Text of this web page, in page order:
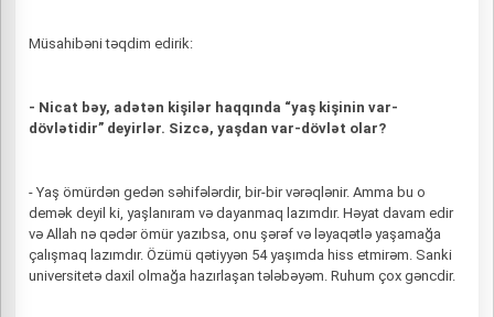
Müsahibəni təqdim edirik:
- Nicat bəy, adətən kişilər haqqında “yaş kişinin var-
dövlətidir” deyirlər. Sizcə, yaşdan var-dövlət olar?
- Yaş ömürdən gedən səhifələrdir, bir-bir vərəqlənir. Amma bu o
demək deyil ki, yaşlanıram və dayanmaq lazımdır. Həyat davam edir
və Allah nə qədər ömür yazıbsa, onu şərəf və ləyaqətlə yaşamağa
çalışmaq lazımdır. Özümü qətiyyən 54 yaşımda hiss etmirəm. Sanki
universitetə daxil olmağa hazırlaşan tələbəyəm. Ruhum çox gəncdir.